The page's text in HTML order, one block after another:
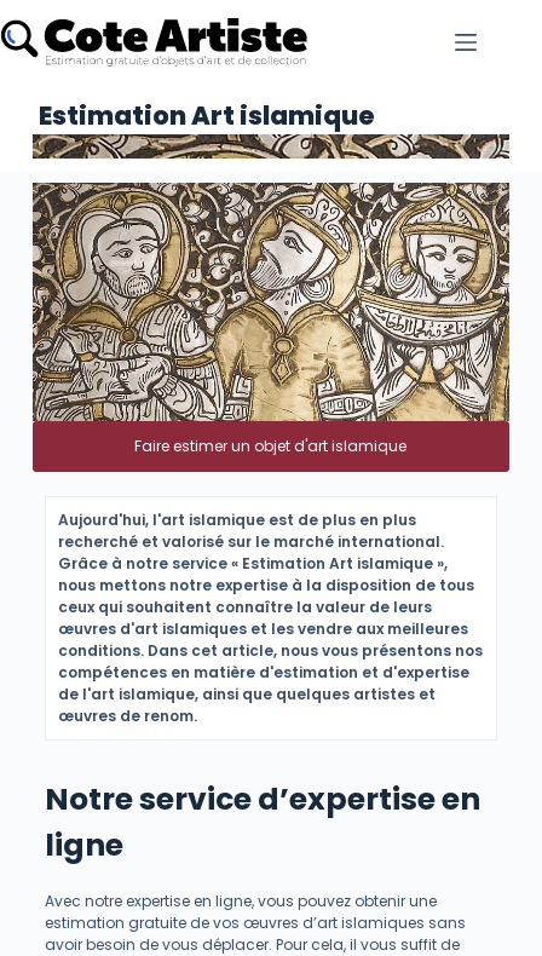
Estimation Art islamique
Faire estimer un objet d'art islamique
Aujourd'hui, l'art islamique est de plus en plus
recherché et valorisé sur le marché international.
Grâce à notre service « Estimation Art islamique »,
nous mettons notre expertise à la disposition de tous
ceux qui souhaitent connaître la valeur de leurs
œuvres d'art islamiques et les vendre aux meilleures
conditions. Dans cet article, nous vous présentons nos
compétences en matière d'estimation et d'expertise
de l'art islamique, ainsi que quelques artistes et
œuvres de renom.
Notre service d’expertise en
ligne
Avec notre expertise en ligne, vous pouvez obtenir une
estimation gratuite de vos œuvres d’art islamiques sans
avoir besoin de vous déplacer. Pour cela, il vous suffit de